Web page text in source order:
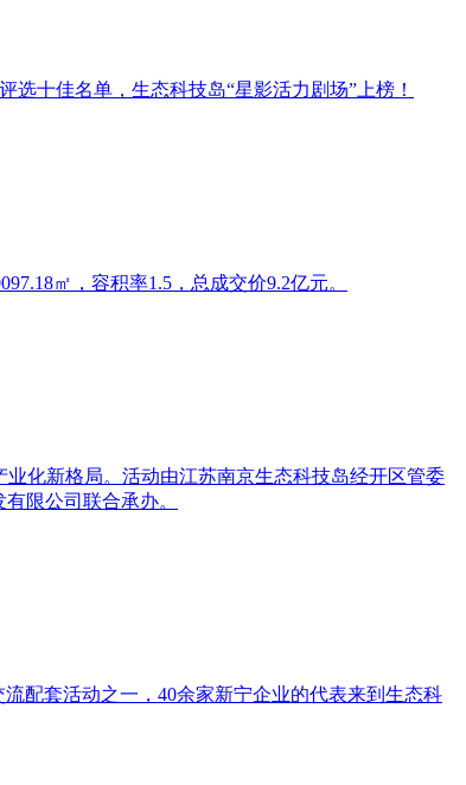
十佳名单，生态科技岛“星影活力剧场”上榜！
㎡，容积率1.5，总成交价9.2亿元。
化新格局。活动由江苏南京生态科技岛经开区管委
限公司联合承办。
配套活动之一，40余家新宁企业的代表来到生态科